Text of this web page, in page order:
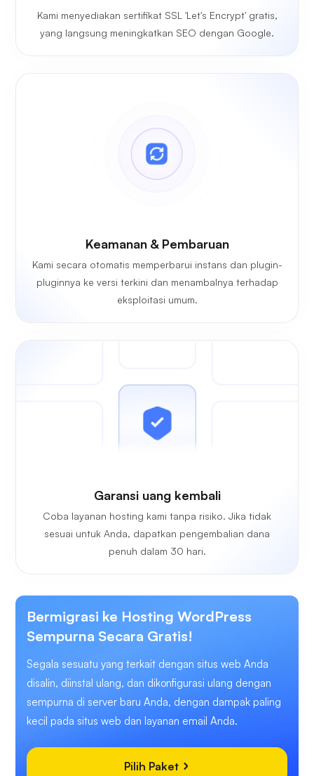
Kami menyediakan sertifikat SSL 'Let's Encrypt' gratis,
yang langsung meningkatkan SEO dengan Google.
Keamanan & Pembaruan
Kami secara otomatis memperbarui instans dan plugin-
pluginnya ke versi terkini dan menambalnya terhadap
eksploitasi umum.
Garansi uang kembali
Coba layanan hosting kami tanpa risiko. Jika tidak
sesuai untuk Anda, dapatkan pengembalian dana
penuh dalam 30 hari.
Bermigrasi ke Hosting WordPress
Sempurna Secara Gratis!
Segala sesuatu yang terkait dengan situs web Anda
disalin, diinstal ulang, dan dikonfigurasi ulang dengan
sempurna di server baru Anda, dengan dampak paling
kecil pada situs web dan layanan email Anda.
Pilih Paket